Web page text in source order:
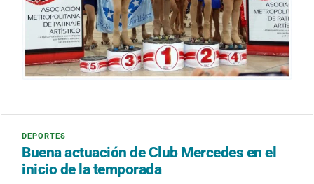
Buena actuación de Club Mercedes en el
inicio de la temporada